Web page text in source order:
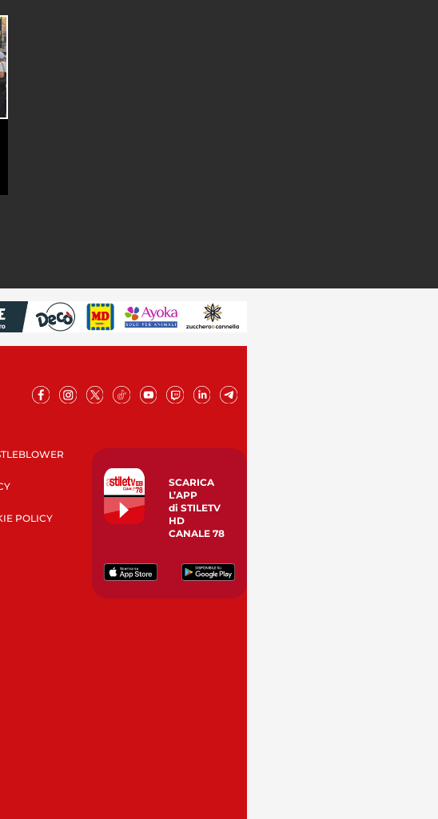
POLICY
SCARICA
L’APP
di STILETV
HD
CANALE 78